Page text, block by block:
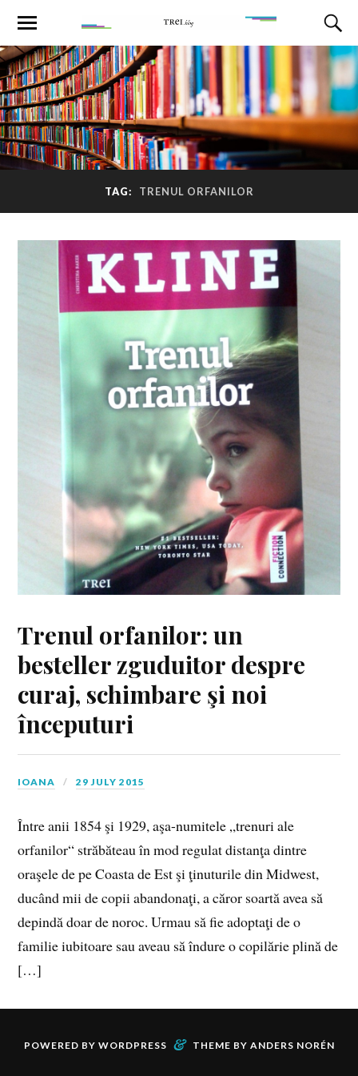
TAG: TRENUL ORFANILOR
Trenul orfanilor: un
besteller zguduitor despre
curaj, schimbare şi noi
începuturi
IOANA 29 JULY 2015
Între anii 1854 şi 1929, aşa-numitele „trenuri ale
orfanilor“ străbăteau în mod regulat distanţa dintre
oraşele de pe Coasta de Est şi ţinuturile din Midwest,
ducând mii de copii abandonaţi, a căror soartă avea să
depindă doar de noroc. Urmau să fie adoptaţi de o
familie iubitoare sau aveau să îndure o copilărie plină de
[…]
POWERED BY WORDPRESS & THEME BY ANDERS NORÉN